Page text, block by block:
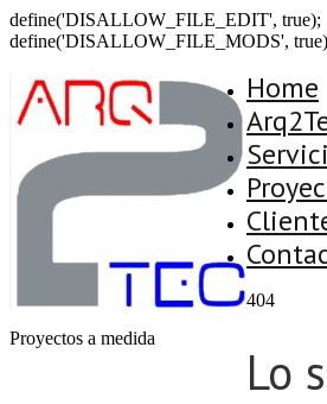
define('DISALLOW_FILE_EDIT', true);
define('DISALLOW_FILE_MODS',
Proyectos a medida
Home
404
Lo